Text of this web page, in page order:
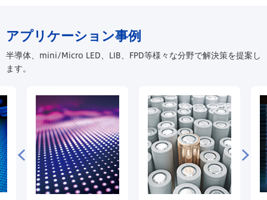
アプリケーション事例
半導体、mini/Micro LED、LIB、FPD等様々な分野で解決策を提案し
ます。